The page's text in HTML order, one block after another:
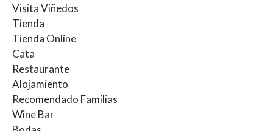
Visita Viñedos
Tienda
Tienda Online
Cata
Restaurante
Alojamiento
Recomendado Familias
Wine Bar